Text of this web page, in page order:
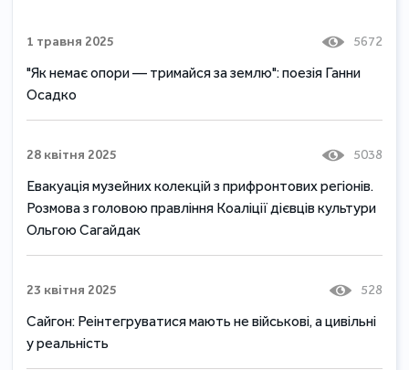
1 травня 2025 5672
"Як немає опори — тримайся за землю": поезія Ганни
Осадко
28 квітня 2025 5038
Евакуація музейних колекцій з прифронтових регіонів.
Розмова з головою правління Коаліції дієвців культури
Ольгою Сагайдак
23 квітня 2025 528
Сайгон: Реінтегруватися мають не військові, а цивільні
у реальність